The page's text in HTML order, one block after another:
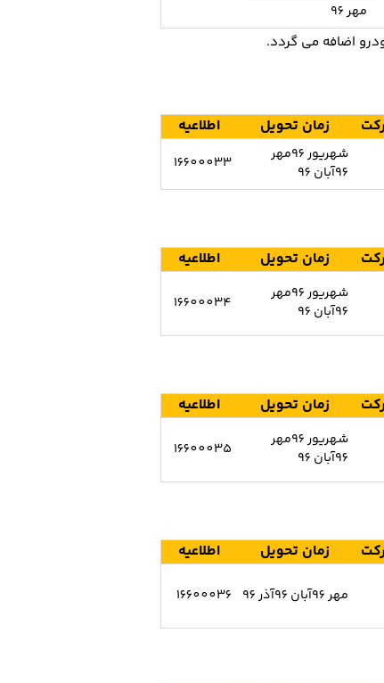
مهر 96
زمان تحویل اطلاعیه
شهریور 96مهر
96آبان 96
16600033
زمان تحویل اطلاعیه
شهریور 96مهر
96آبان 96
16600034
زمان تحویل اطلاعیه
شهریور 96مهر
96آبان 96
16600035
زمان تحویل اطلاعیه
مهر 96آبان 96آذر 96
16600036